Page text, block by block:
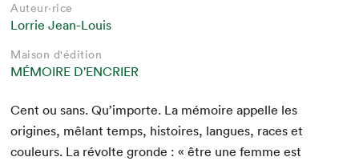
Auteur·rice
Lorrie Jean-Louis
Maison d'édition
MÉMOIRE D'ENCRIER
Cent ou sans. Qu’im­porte. La mémoire appelle les
orig­ines, mêlant temps, his­toires, langues, races et
couleurs. La révolte gronde : « être une femme est